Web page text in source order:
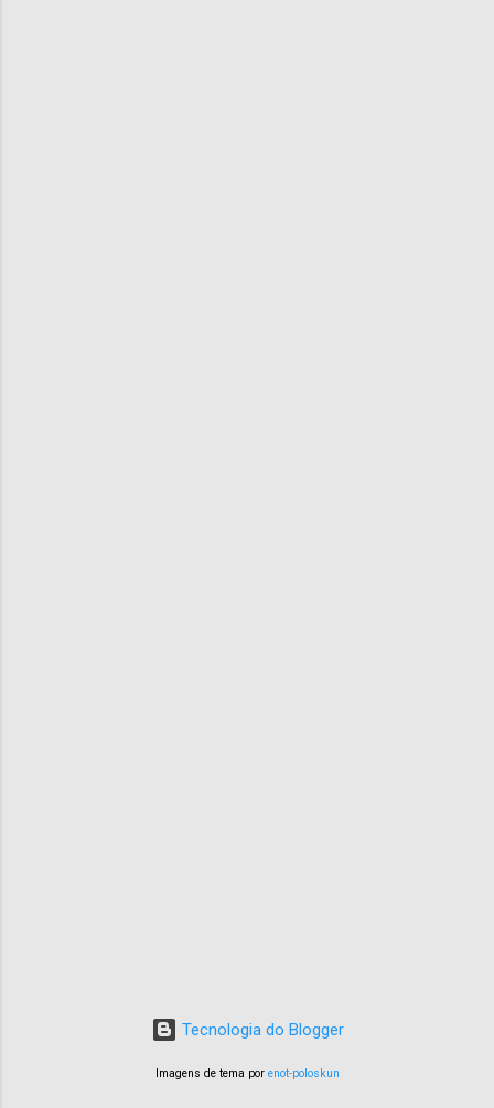
Tecnologia do Blogger
Imagens de tema por enot-poloskun